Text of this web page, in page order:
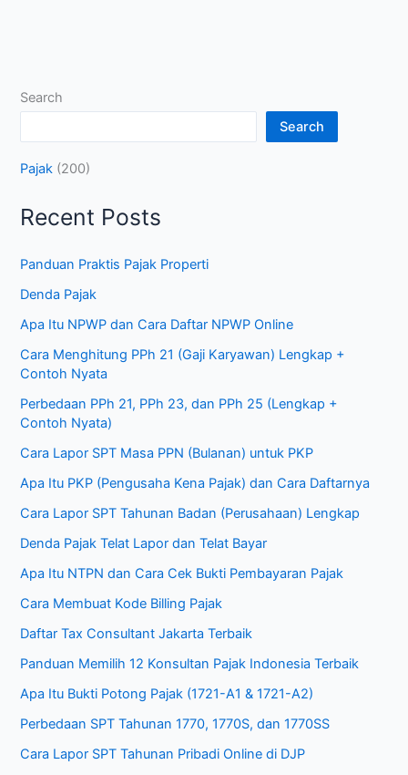
Search
Search
Pajak (200)
Recent Posts
Panduan Praktis Pajak Properti
Denda Pajak
Apa Itu NPWP dan Cara Daftar NPWP Online
Cara Menghitung PPh 21 (Gaji Karyawan) Lengkap +
Contoh Nyata
Perbedaan PPh 21, PPh 23, dan PPh 25 (Lengkap +
Contoh Nyata)
Cara Lapor SPT Masa PPN (Bulanan) untuk PKP
Apa Itu PKP (Pengusaha Kena Pajak) dan Cara Daftarnya
Cara Lapor SPT Tahunan Badan (Perusahaan) Lengkap
Denda Pajak Telat Lapor dan Telat Bayar
Apa Itu NTPN dan Cara Cek Bukti Pembayaran Pajak
Cara Membuat Kode Billing Pajak
Daftar Tax Consultant Jakarta Terbaik
Panduan Memilih 12 Konsultan Pajak Indonesia Terbaik
Apa Itu Bukti Potong Pajak (1721-A1 & 1721-A2)
Perbedaan SPT Tahunan 1770, 1770S, dan 1770SS
Cara Lapor SPT Tahunan Pribadi Online di DJP